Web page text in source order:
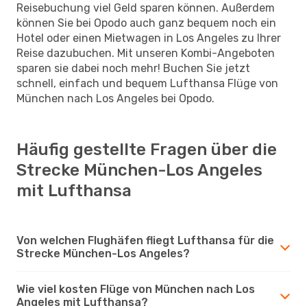
Reisebuchung viel Geld sparen können. Außerdem
können Sie bei Opodo auch ganz bequem noch ein
Hotel oder einen Mietwagen in Los Angeles zu Ihrer
Reise dazubuchen. Mit unseren Kombi-Angeboten
sparen sie dabei noch mehr! Buchen Sie jetzt
schnell, einfach und bequem Lufthansa Flüge von
München nach Los Angeles bei Opodo.
Häufig gestellte Fragen über die
Strecke München-Los Angeles
mit Lufthansa
Von welchen Flughäfen fliegt Lufthansa für die
Strecke München-Los Angeles?
Wie viel kosten Flüge von München nach Los
Angeles mit Lufthansa?